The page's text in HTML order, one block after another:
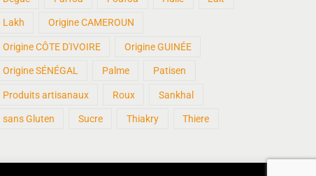
Lakh Origine CAMEROUN
Origine CÔTE D'IVOIRE Origine GUINÉE
Origine SÉNÉGAL Palme Patisen
Produits artisanaux Roux Sankhal
sans Gluten Sucre Thiakry Thiere